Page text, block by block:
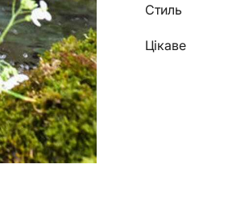
Стиль
Цікаве